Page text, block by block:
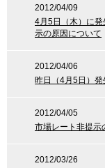
2012/04/09
4月5日（木）に
示の原因について
2012/04/06
昨日（4月5日）
2012/04/05
市場レート非提示
2012/03/26